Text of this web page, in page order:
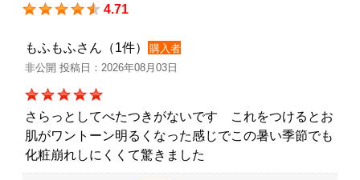
4.71
もふもふさん（1件）
購入者
非公開 投稿日：2026年08月03日
さらっとしてべたつきがないです これをつけるとお
肌がワントーン明るくなった感じでこの暑い季節でも
化粧崩れしにくくて驚きました